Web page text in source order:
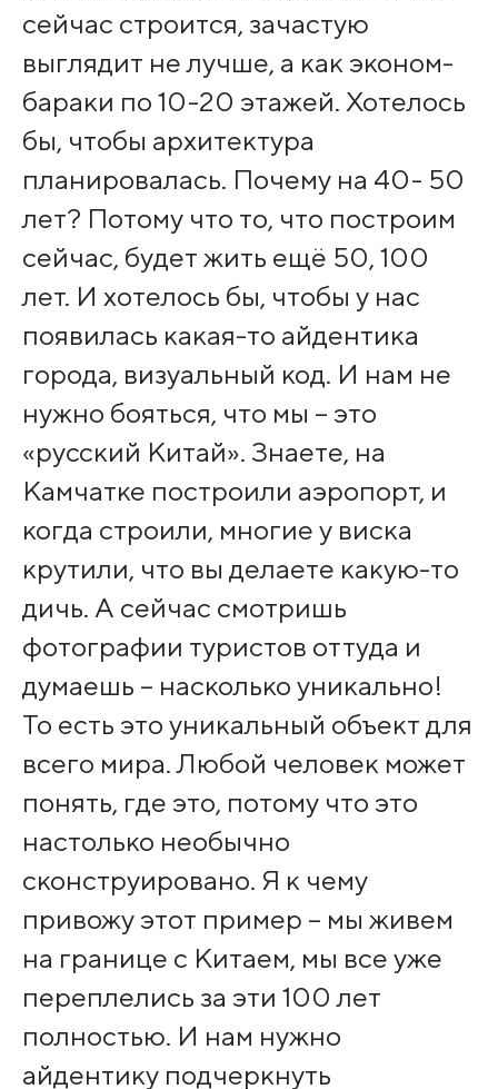
сейчас строится, зачастую
выглядит не лучше, а как эконом-
бараки по 10-20 этажей. Хотелось
бы, чтобы архитектура
планировалась. Почему на 40- 50
лет? Потому что то, что построим
сейчас, будет жить ещё 50, 100
лет. И хотелось бы, чтобы у нас
появилась какая-то айдентика
города, визуальный код. И нам не
нужно бояться, что мы – это
«русский Китай». Знаете, на
Камчатке построили аэропорт, и
когда строили, многие у виска
крутили, что вы делаете какую-то
дичь. А сейчас смотришь
фотографии туристов оттуда и
думаешь – насколько уникально!
То есть это уникальный объект для
всего мира. Любой человек может
понять, где это, потому что это
настолько необычно
сконструировано. Я к чему
привожу этот пример – мы живем
на границе с Китаем, мы все уже
переплелись за эти 100 лет
полностью. И нам нужно
айдентику подчеркнуть